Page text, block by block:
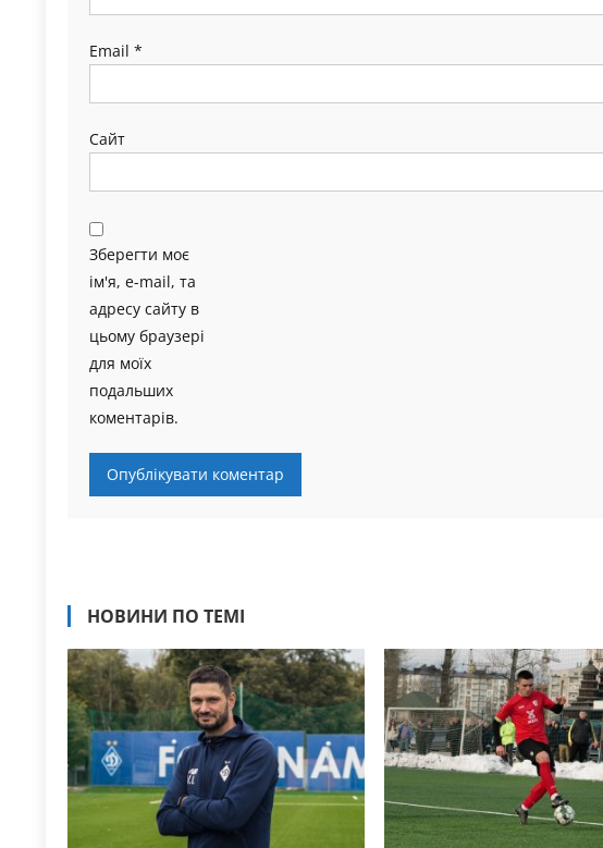
Email *
Сайт
Зберегти моє
ім'я, e-mail, та
адресу сайту в
цьому браузері
для моїх
подальших
коментарів.
НОВИНИ ПО ТЕМІ